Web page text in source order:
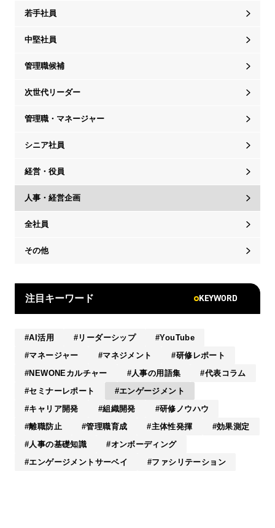
若手社員
中堅社員
管理職候補
次世代リーダー
管理職・マネージャー
シニア社員
経営・役員
人事・経営企画
全社員
その他
注目キーワード KEYWORD
AI活用 リーダーシップ
YouTube
マネージャー
マネジメント
研修レポート
NEWONEカルチャー
人事の用語集
代表コラム
セミナーレポート
エンゲージメント
キャリア開発
組織開発
研修ノウハウ
離職防止
管理職育成 主体性発揮
効果測定
人事の基礎知識
オンボーディング
エンゲージメントサーベイ
ファシリテーション